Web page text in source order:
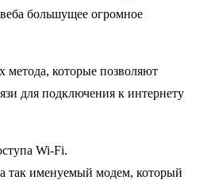
большущее огромное
метода, которые позволяют
для подключения к интернету
Wi-Fi.
так именуемый модем, который